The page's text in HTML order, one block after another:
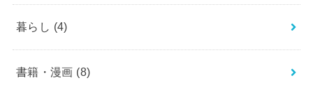
暮らし (4)
書籍・漫画 (8)